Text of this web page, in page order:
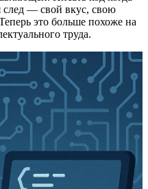
след — свой вкус, свою
это больше похоже на
труда.